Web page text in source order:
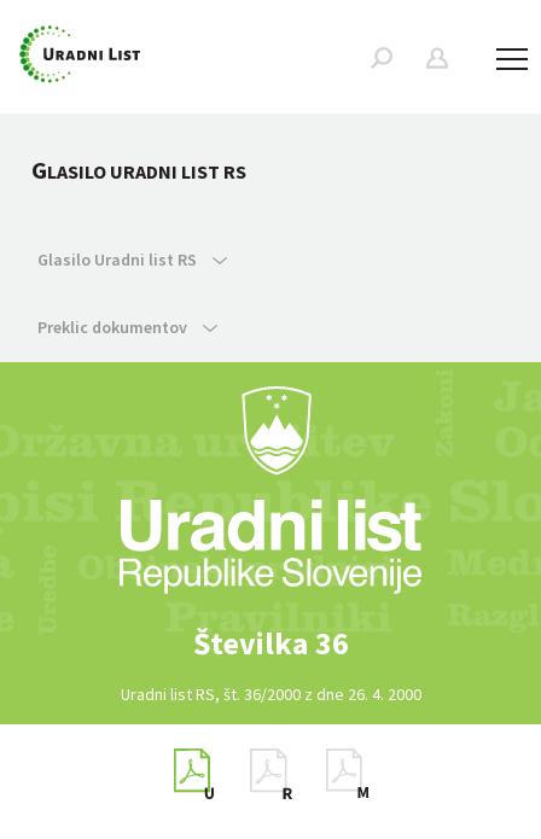
GLASILO URADNI LIST RS
Glasilo Uradni list RS
Preklic dokumentov
Številka 36
Uradni list RS, št. 36/2000 z dne 26. 4. 2000